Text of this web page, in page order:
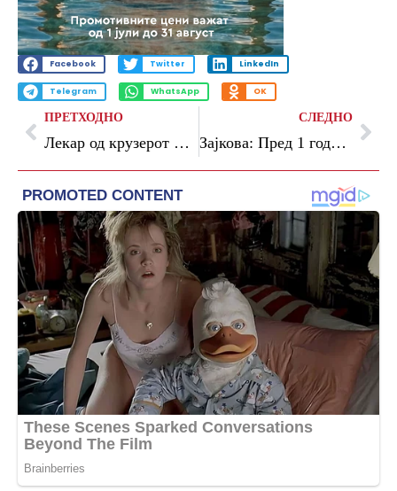
Facebook Twitter LinkedIn
Telegram WhatsApp OK
ПРЕТХОДНО
Лекар од крузерот позитивен на хантавирус: „Симптомите личеа на грип“
СЛЕДНО
Зајкова: Пред 1 година ни се потсмеваа кога алармиравме за жичницата, денес алармот е кренат